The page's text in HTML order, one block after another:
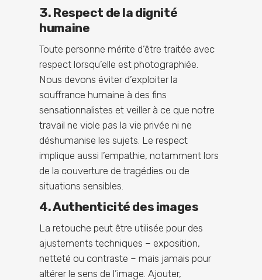
3. Respect de la dignité
humaine
Toute personne mérite d’être traitée avec
respect lorsqu’elle est photographiée.
Nous devons éviter d’exploiter la
souffrance humaine à des fins
sensationnalistes et veiller à ce que notre
travail ne viole pas la vie privée ni ne
déshumanise les sujets. Le respect
implique aussi l’empathie, notamment lors
de la couverture de tragédies ou de
situations sensibles.
4. Authenticité des images
La retouche peut être utilisée pour des
ajustements techniques – exposition,
netteté ou contraste – mais jamais pour
altérer le sens de l’image. Ajouter,